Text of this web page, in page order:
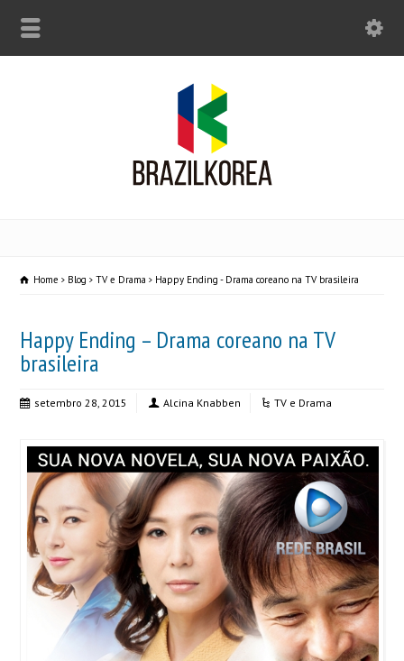
Home Blog TV e Drama Happy Ending - Drama coreano na TV brasileira
Happy Ending – Drama coreano na TV
brasileira
setembro 28, 2015 Alcina Knabben TV e Drama